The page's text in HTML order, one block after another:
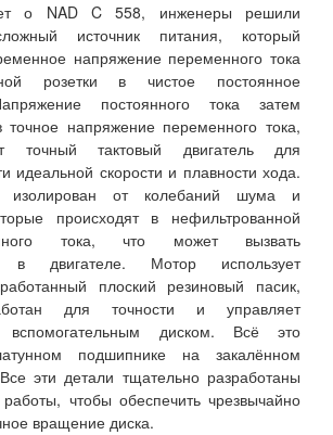
о NAD C 558, инженеры решили
источник питания, который
напряжение переменного тока
розетки в чистое постоянное
постоянного тока затем
точное напряжение переменного тока,
точный тактовый двигатель для
идеальной скорости и плавности хода.
изолирован от колебаний шума и
происходят в нефильтрованной
тока, что может вызвать
в двигателе. Мотор использует
плоский резиновый пасик,
для точности и управляет
вспомогательным диском. Всё это
подшипнике на закалённом
эти детали тщательно разработаны
чтобы обеспечить чрезвычайно
вращение диска.